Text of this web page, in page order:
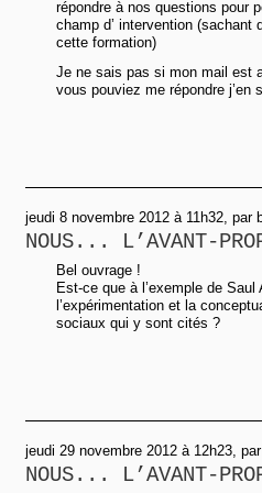
répondre à nos questions pour
champ d’ intervention (sachant
cette formation)
Je ne sais pas si mon mail est
vous pouviez me répondre j’en
jeudi 8 novembre 2012 à 11h32, par
NOUS... L’AVANT-
Bel ouvrage !
Est-ce que à l’exemple de
l’expérimentation et la
sociaux qui y sont cités ?
jeudi 29 novembre 2012 à 12h23,
NOUS... L’AVANT-